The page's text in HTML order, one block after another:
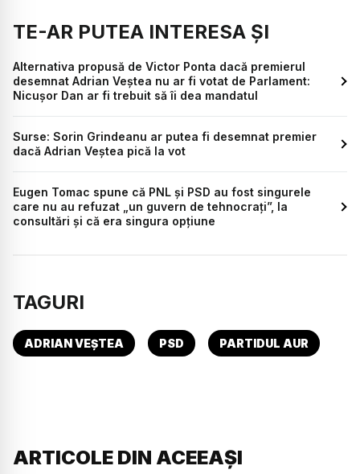
TE-AR PUTEA INTERESA ȘI
Alternativa propusă de Victor Ponta dacă premierul
desemnat Adrian Veștea nu ar fi votat de Parlament:
Nicușor Dan ar fi trebuit să îi dea mandatul
Surse: Sorin Grindeanu ar putea fi desemnat premier
dacă Adrian Veștea pică la vot
Eugen Tomac spune că PNL și PSD au fost singurele
care nu au refuzat „un guvern de tehnocrați”, la
consultări și că era singura opțiune
TAGURI
ADRIAN VEȘTEA PSD PARTIDUL AUR
ARTICOLE DIN ACEEAȘI